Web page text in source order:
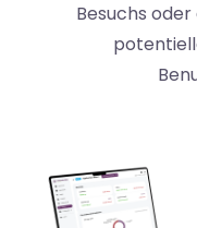
Besuchs